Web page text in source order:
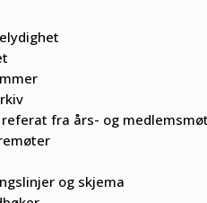
fra års- og
og skjema